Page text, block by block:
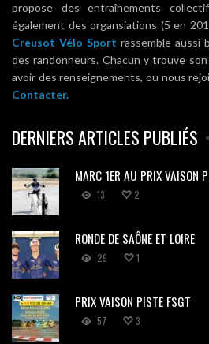
propose des entraînements
également des organsiations (5 en
Creusot Vélo Sport rassemble aussi
des randonneurs. Chacun y trouve
avoir des renseignements, ou nous
Contacter.
DERNIERS ARTICLES PUBLIÉS
MARC 1ER AU PRIX VAISON
13 2
RONDE DE SAÔNE ET LOIRE
29 1
PRIX VAISON PISTE FSGT
57 3